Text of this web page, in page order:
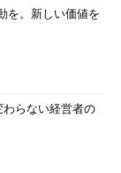
を。新しい価値を
わらない経営者の